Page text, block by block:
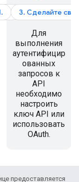
3. Сделайте
Для
выполнения
аутентифицир
ованных
запросов к
API
необходимо
настроить
ключ API или
использовать
OAuth.
предоставляется